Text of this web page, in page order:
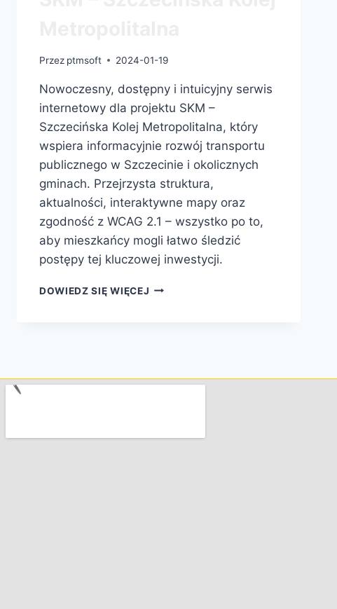
Przez ptmsoft 2024-01-19
Nowoczesny, dostępny i intuicyjny serwis
internetowy dla projektu SKM –
Szczecińska Kolej Metropolitalna, który
wspiera informacyjnie rozwój transportu
publicznego w Szczecinie i okolicznych
gminach. Przejrzysta struktura,
aktualności, interaktywne mapy oraz
zgodność z WCAG 2.1 – wszystko po to,
aby mieszkańcy mogli łatwo śledzić
postępy tej kluczowej inwestycji.
DOWIEDZ SIĘ WIĘCEJ